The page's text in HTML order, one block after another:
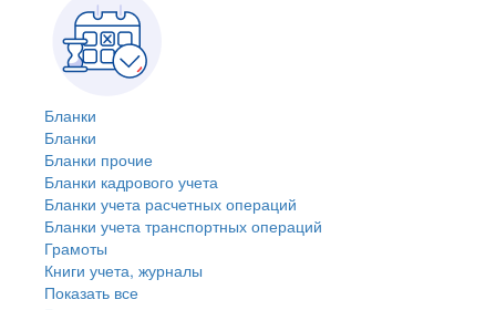
Бланки
Бланки
Бланки прочие
Бланки кадрового учета
Бланки учета расчетных операций
Бланки учета транспортных операций
Грамоты
Книги учета, журналы
Показать все